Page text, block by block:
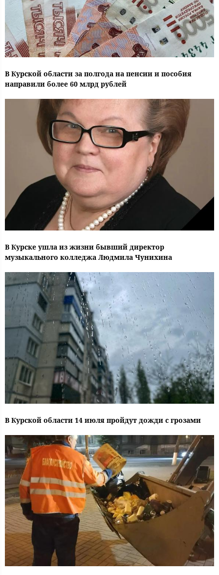
В Курской области за полгода на пенсии и пособия
направили более 60 млрд рублей
В Курске ушла из жизни бывший директор
музыкального колледжа Людмила Чунихина
В Курской области 14 июля пройдут дожди с грозами